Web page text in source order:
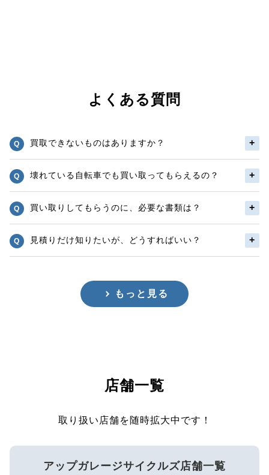
よくある質問
買取できないものはありますか？
壊れている自転車でも買い取ってもらえるの？
買い取りしてもらうのに、必要な書類は？
見積りだけ知りたいが、どうすればいい？
もっと見る
店舗一覧
取り扱い店舗を随時拡大中です！
アップガレージサイクルズ店舗一覧